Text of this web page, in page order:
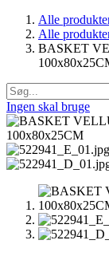
Alle
Alle
BASKET
Ingen skal bruge